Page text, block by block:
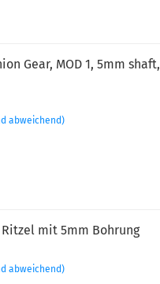
Gear, MOD 1, 5mm shaft,
abweichend)
Ritzel mit 5mm Bohrung
abweichend)